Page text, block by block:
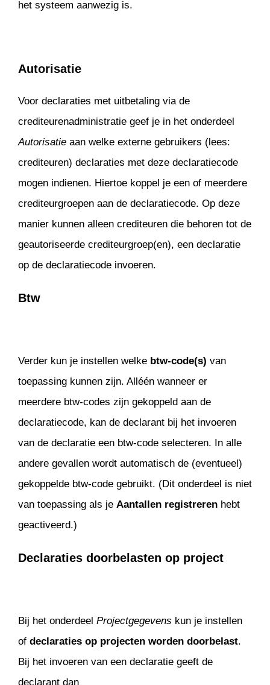
het systeem aanwezig is.
Autorisatie
Voor declaraties met uitbetaling via de
crediteurenadministratie geef je in het onderdeel
Autorisatie aan welke externe gebruikers (lees:
crediteuren) declaraties met deze declaratiecode
mogen indienen. Hiertoe koppel je een of meerdere
crediteurgroepen aan de declaratiecode. Op deze
manier kunnen alleen crediteuren die behoren tot de
geautoriseerde crediteurgroep(en), een declaratie
op de declaratiecode invoeren.
Btw
Verder kun je instellen welke btw-code(s) van
toepassing kunnen zijn. Alléén wanneer er
meerdere btw-codes zijn gekoppeld aan de
declaratiecode, kan de declarant bij het invoeren
van de declaratie een btw-code selecteren. In alle
andere gevallen wordt automatisch de (eventueel)
gekoppelde btw-code gebruikt. (Dit onderdeel is niet
van toepassing als je Aantallen registrerenhebt
geactiveerd.)
Declaraties doorbelasten op project
Bij het onderdeel Projectgegevens kun je instellen
of declaraties op projecten worden doorbelast.
Bij het invoeren van een declaratie geeft de
declarant dan